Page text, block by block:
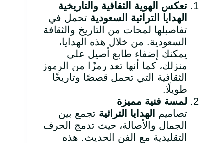
تعكس الهوية الثقافية والتاريخية
الهدايا التراثية السعودية تحمل في
تفاصيلها لمحات من التاريخ والثقافة
السعودية. من خلال هذه الهدايا،
يمكنك إضفاء طابع أصيل على
منزلك، كما أنها تعد رمزًا من الرموز
الثقافية التي تحمل قصصًا وتاريخًا
طويلًا.
لمسة فنية مميزة
تصاميم
الهدايا التراثية تجمع بين
الجمال والأصالة، حيث تدمج الحرف
التقليدية مع الفن الحديث. هذه